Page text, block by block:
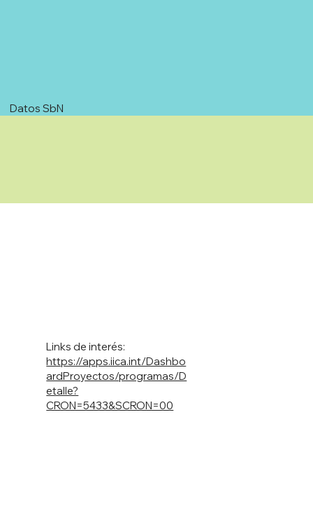
Datos SbN
https://apps.iica.int/Dashbo
ardProyectos/programas/D
etalle?
CRON=5433&SCRON=00
Links de interés: